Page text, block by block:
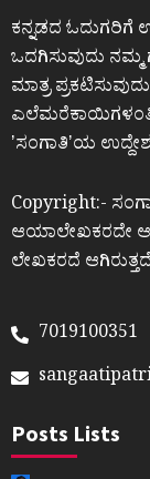
ಕನ್ನಡದ ಓದುಗರಿಗೆ
ಒದಗಿಸುವುದು
ಮಾತ್ರ
ʼಸಂಗಾತಿʼಯ
Copyright:-
ಆಯಾಲೇಖಕರದೇ
ಲೇಖಕರದೆ ಆಗಿರುತ್ತದೆ
7019100351
Posts Lists